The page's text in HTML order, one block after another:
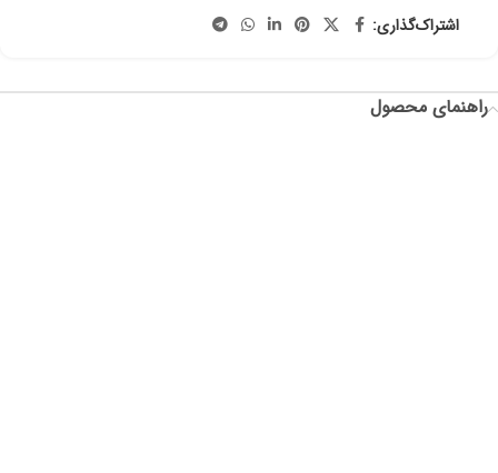
اشتراک‌گذاری:
راهنمای محصول